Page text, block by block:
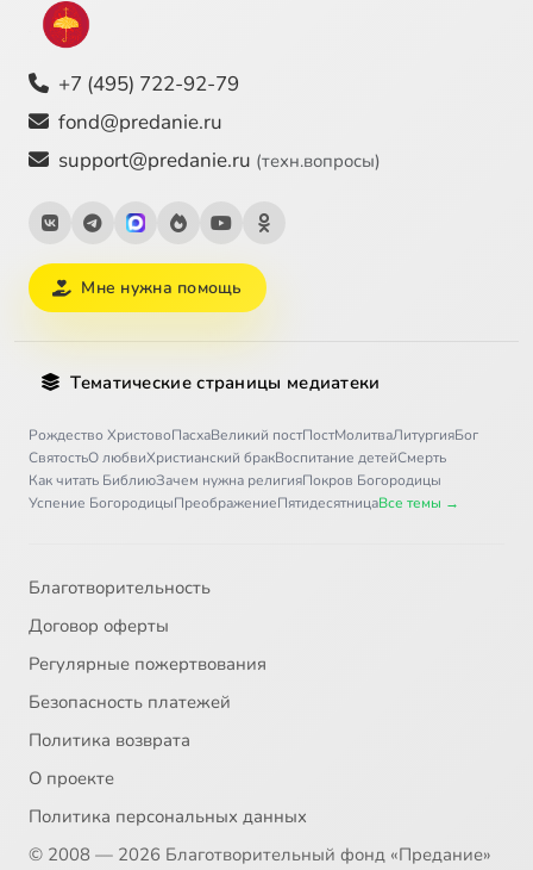
+7 (495) 722-92-79
fond@predanie.ru
support@predanie.ru (техн.вопросы)
Мне нужна помощь
Тематические страницы медиатеки
Рождество ХристовоПасхаВеликий постПостМолитваЛитургияБог
СвятостьО любвиХристианский бракВоспитание детейСмерть
Как читать БиблиюЗачем нужна религияПокров Богородицы
Успение БогородицыПреображениеПятидесятницаВсе темы →
Благотворительность
Договор оферты
Регулярные пожертвования
Безопасность платежей
Политика возврата
О проекте
Политика персональных данных
© 2008 — 2026 Благотворительный фонд «Предание»